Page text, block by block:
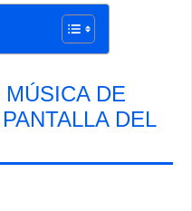
DE
DEL